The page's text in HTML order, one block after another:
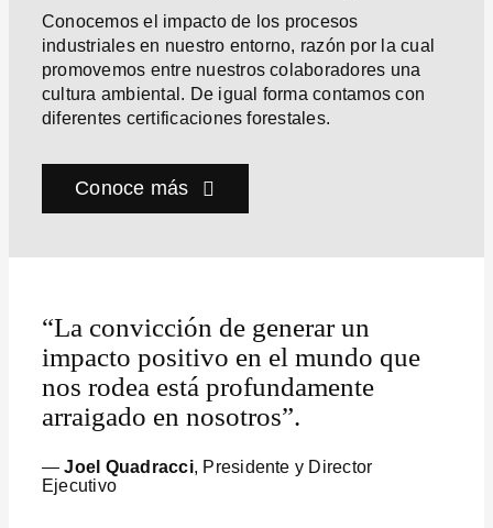
Conocemos el impacto de los procesos
industriales en nuestro entorno, razón por la cual
promovemos entre nuestros colaboradores una
cultura ambiental. De igual forma contamos con
diferentes certificaciones forestales.
Conoce más
“La convicción de generar un
impacto positivo en el mundo que
nos rodea está profundamente
arraigado en nosotros”.
—Joel Quadracci, Presidente y Director
Ejecutivo